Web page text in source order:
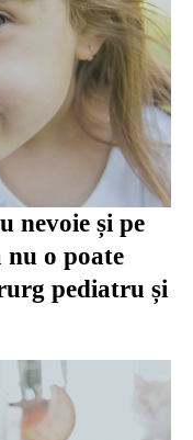
nevoie și pe
o poate
pediatru și